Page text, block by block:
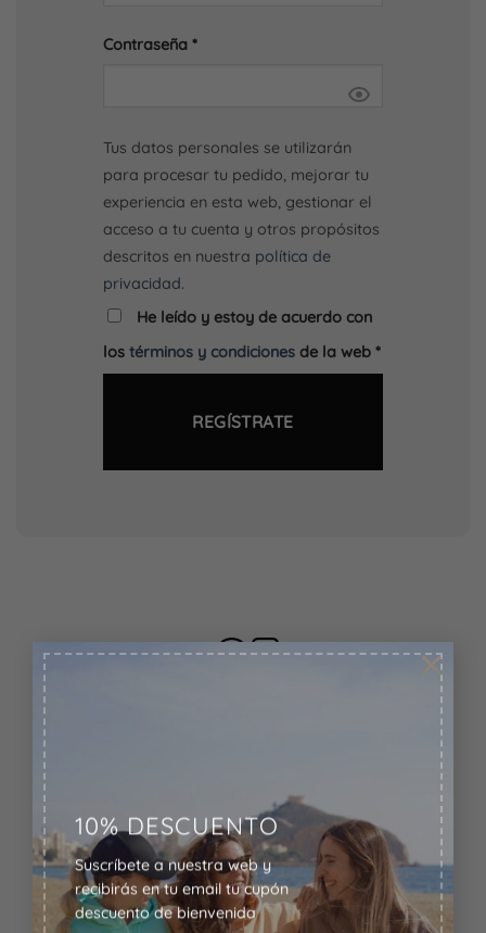
10% DESCUENTO
Suscríbete a nuestra web y
recibirás en tu email tu cupón
descuento de bienvenida
×
Contraseña *
Tus datos personales se utilizarán
para procesar tu pedido, mejorar tu
experiencia en esta web, gestionar el
acceso a tu cuenta y otros propósitos
descritos en nuestra política de
privacidad.
He leído y estoy de acuerdo con
los términos y condiciones de la web *
ENVÍOS GRATIS